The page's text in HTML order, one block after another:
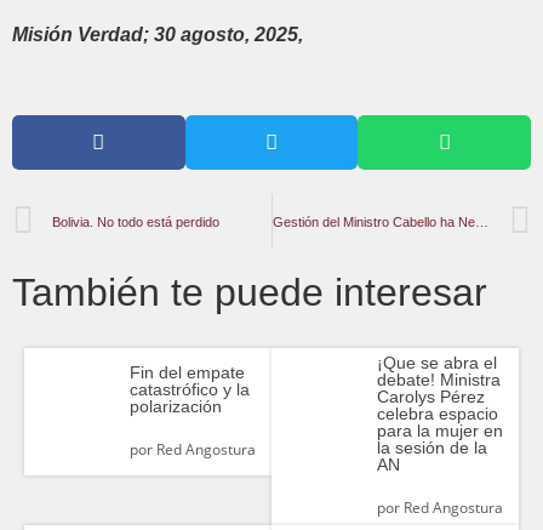
Misión Verdad; 30 agosto, 2025,
Bolivia. No todo está perdido Gestión del Ministro Cabello ha Neutralizado Exitosamente Planes Terroristas en Venezuela en un Año
También te puede interesar
Fin del empate
catastrófico y la
polarización
porRed Angostura
¡Que se abra el
debate!⁣ Ministra
Carolys Pérez
celebra espacio
para la mujer en
la sesión de la
AN
porRed Angostura